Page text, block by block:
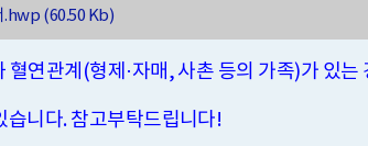
.hwp (60.50 Kb)
연관계(형제·자매, 사촌 등의 가족)가 있
습니다.참고부탁드립니다!